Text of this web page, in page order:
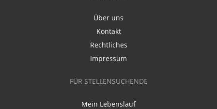
Über uns
Kontakt
Rechtliches
Impressum
FÜR STELLENSUCHENDE
Mein Lebenslauf